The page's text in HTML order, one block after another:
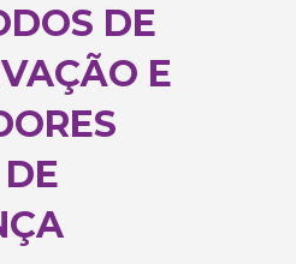
DE
E